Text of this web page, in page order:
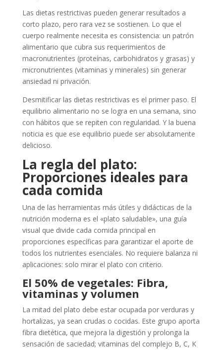
Las dietas restrictivas pueden generar resultados a
corto plazo, pero rara vez se sostienen. Lo que el
cuerpo realmente necesita es consistencia: un patrón
alimentario que cubra sus requerimientos de
macronutrientes (proteínas, carbohidratos y grasas) y
micronutrientes (vitaminas y minerales) sin generar
ansiedad ni privación.
Desmitificar las dietas restrictivas es el primer paso. El
equilibrio alimentario no se logra en una semana, sino
con hábitos que se repiten con regularidad. Y la buena
noticia es que ese equilibrio puede ser absolutamente
delicioso.
La regla del plato:
Proporciones ideales para
cada comida
Una de las herramientas más útiles y didácticas de la
nutrición moderna es el «plato saludable», una guía
visual que divide cada comida principal en
proporciones específicas para garantizar el aporte de
todos los nutrientes esenciales. No requiere balanza ni
aplicaciones: solo mirar el plato con criterio.
El 50% de vegetales: Fibra,
vitaminas y volumen
La mitad del plato debe estar ocupada por verduras y
hortalizas, ya sean crudas o cocidas. Este grupo aporta
fibra dietética, que mejora la digestión y prolonga la
sensación de saciedad; vitaminas del complejo B, C, K